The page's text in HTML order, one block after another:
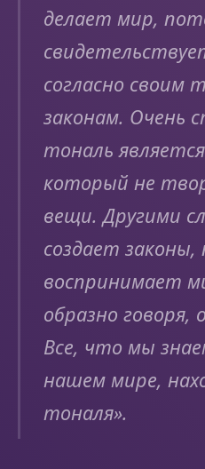
делает мир,
согласно своим
законам. Очень
тональ
который не
вещи. Другими
создает
воспринимает
образно
Все, что мы
нашем мире,
тоналя».